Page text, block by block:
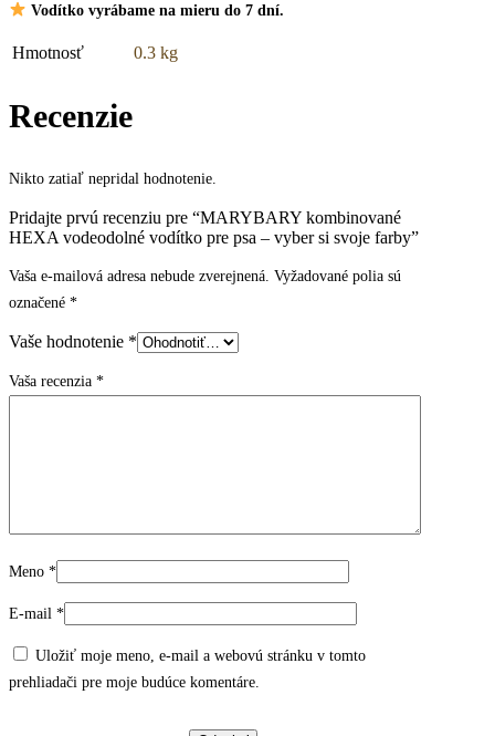
Vodítko vyrábame na mieru do 7 dní.
Hmotnosť 0.3 kg
Recenzie
Nikto zatiaľ nepridal hodnotenie.
Pridajte prvú recenziu pre “MARYBARY kombinované
HEXA vodeodolné vodítko pre psa – vyber si svoje farby”
Vaša e-mailová adresa nebude zverejnená. Vyžadované polia sú
označené *
Vaše hodnotenie *
Vaša recenzia *
Meno *
E-mail *
Uložiť moje meno, e-mail a webovú stránku v tomto
prehliadači pre moje budúce komentáre.